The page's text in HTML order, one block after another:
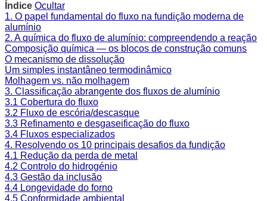
Índice Ocultar
1. O papel fundamental do fluxo na fundição moderna de
alumínio
2. A química do fluxo de alumínio: compreendendo a reação
Composição química — os blocos de construção comuns
O mecanismo de dissolução
Um simples instantâneo termodinâmico
Molhagem vs. não molhagem
3. Classificação abrangente dos fluxos de alumínio
3.1 Cobertura do fluxo
3.2 Fluxo de escória/descasque
3.3 Refinamento e desgaseificação do fluxo
3.4 Fluxos especializados
4. Resolvendo os 10 principais desafios da fundição
4.1 Redução da perda de metal
4.2 Controlo do hidrogénio
4.3 Gestão da inclusão
4.4 Longevidade do forno
4.5 Conformidade ambiental